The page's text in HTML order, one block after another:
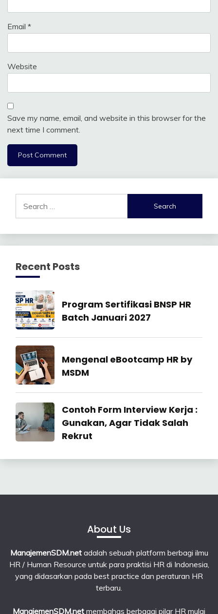
Email *
Website
Save my name, email, and website in this browser for the
next time I comment.
for:
Recent Posts
Manajemen
SDM
Program Sertifikasi BNSP HR
Batch Januari 2027
27
2026
Industrial
Relation
Mengenal eBootcamp HR by
MSDM
22
July
2026
Industrial
Contoh Form Interview Kerja :
Gunakan, Agar Tidak Salah
Rekrut
23
About Us
ManajemenSDM.netadalah sebuah platform berbagi ilmu
HR / Human Resource untuk para praktisi HR di Indonesia,
yang didasarkan pada best practice dan peraturan HR
terbaru.
ManajemenSDM.net membahas berbagai pilar HR mulai